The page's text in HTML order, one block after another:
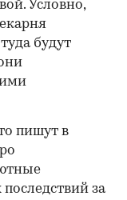
Условно,
будут
пишут в
за